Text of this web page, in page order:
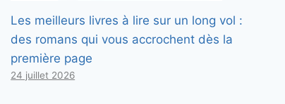
Les meilleurs livres à lire sur un long vol :
des romans qui vous accrochent dès la
première page
24 juillet 2026